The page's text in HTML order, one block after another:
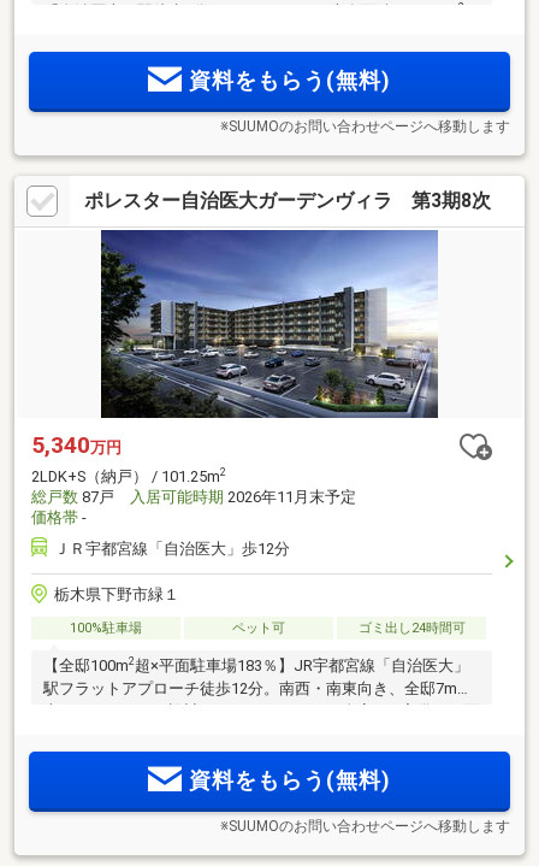
2
戸・南向き・南東向き＜パークナード自治医大 祇園＞誕生
資料をもらう(無料)
※SUUMOのお問い合わせページへ移動します
ポレスター自治医大ガーデンヴィラ 第3期8次
5,340万円
2LDK+S（納戸） / 101.25m2
総戸数 87戸 入居可能時期 2026年11月末予定
価格帯 -
ＪＲ宇都宮線「自治医大」歩12分
栃木県下野市緑１
100%駐車場 ペット可 ゴミ出し24時間可
【全邸100m2超×平面駐車場183％】JR宇都宮線「自治医大」
駅フラットアプローチ徒歩12分。南西・南東向き、全邸7m以
寄せ、顔認証システムやZEH-M Oriented採用。モデルルーム
資料をもらう(無料)
※SUUMOのお問い合わせページへ移動します